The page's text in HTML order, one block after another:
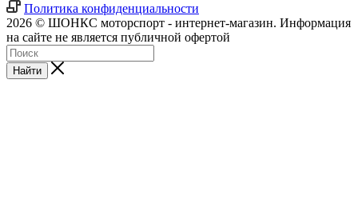
Политика конфиденциальности
2026 © ШОНКС моторспорт - интернет-магазин. Информация
на сайте не является публичной офертой
Найти